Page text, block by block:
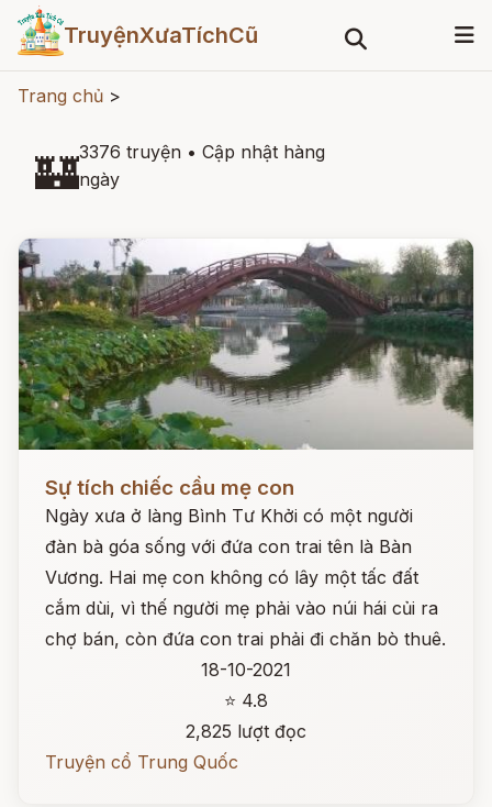
TruyệnXưaTíchCũ
Trang chủ >
🏰3376 truyện • Cập nhật hàng
ngày
Sự tích chiếc cầu mẹ con
Ngày xưa ở làng Bình Tư Khởi có một người
đàn bà góa sống với đứa con trai tên là Bàn
Vương. Hai mẹ con không có lây một tấc đất
cắm dùi, vì thế người mẹ phải vào núi hái củi ra
chợ bán, còn đứa con trai phải đi chăn bò thuê.
18-10-2021
⭐ 4.8
2,825 lượt đọc
Truyện cổ Trung Quốc